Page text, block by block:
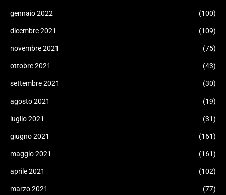
gennaio 2022 (100)
dicembre 2021 (109)
novembre 2021 (75)
ottobre 2021 (43)
settembre 2021 (30)
agosto 2021 (19)
luglio 2021 (31)
giugno 2021 (161)
maggio 2021 (161)
aprile 2021 (102)
marzo 2021 (77)